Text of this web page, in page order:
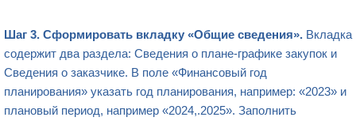
Шаг 3. Сформировать вкладку «Общие сведения». Вкладка
содержит два раздела: Сведения о плане-графике закупок и
Сведения о заказчике. В поле «Финансовый год
планирования» указать год планирования, например: «2023» и
плановый период, например «2024,.2025». Заполнить